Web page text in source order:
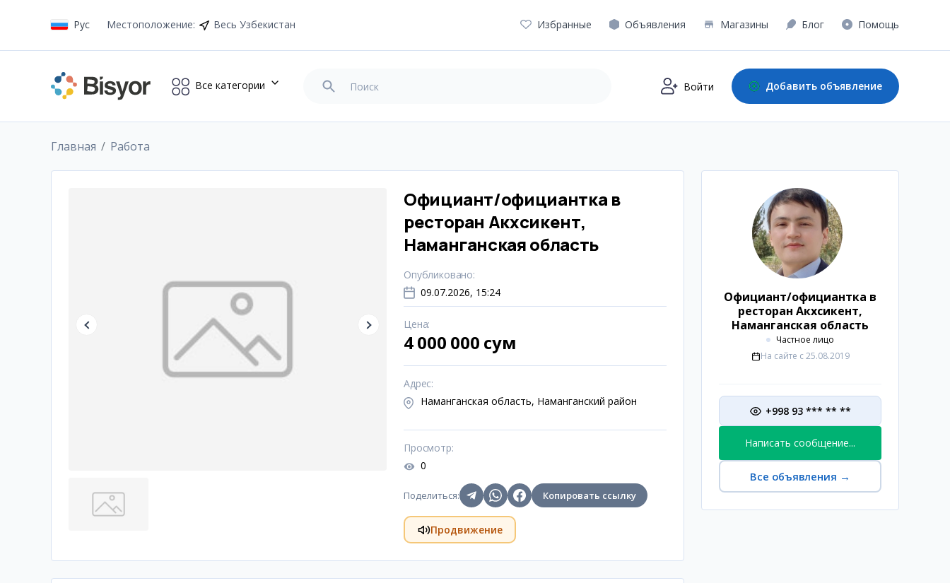
Рус Местоположение: Весь Узбекистан Избранные Объявления Магазины Блог Помощь
Все категории Войти Добавить объявление
Главная Работа
Официант/официантка в
ресторан Акхсикент,
Наманганская область
Опубликовано:
09.07.2026, 15:24
Цена:
4 000 000 сум
Адрес:
Наманганская область, Наманганский район
Просмотр:
0
Поделиться: Копировать ссылку
Продвижение
Официант/официантка в
ресторан Акхсикент,
Наманганская область
Частное лицо
На сайте с 25.08.2019
+998 93 *** ** **
Написать сообщение...
Все объявления →